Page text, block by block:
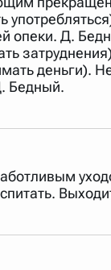
Д.
деньги).
Бедный.